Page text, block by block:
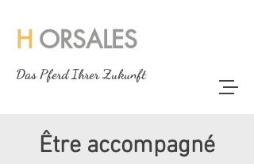
H ORSALES
Das Pferd Ihrer Zukunft
Être accompagné